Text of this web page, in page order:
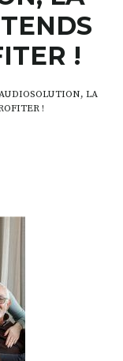
YOUTUBE
!
LA
!